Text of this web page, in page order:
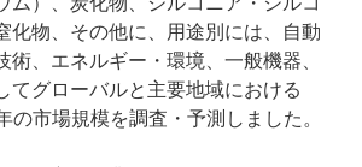
化物、その他に、用途別には、自動
術、エネルギー・環境、一般機器、
てグローバルと主要地域における
市場規模を調査・予測しました。